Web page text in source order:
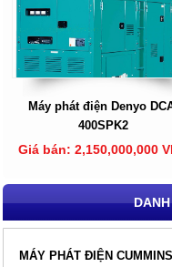
Máy phát điện Denyo
400SPK2
Giá bán: 2,150,000,000
MÁY PHÁT ĐIỆN CUMMINS